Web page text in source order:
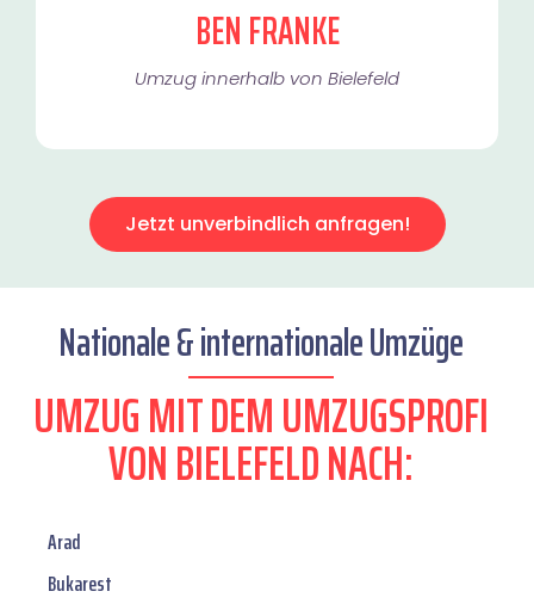
BEN FRANKE
Umzug innerhalb von Bielefeld​
Jetzt unverbindlich anfragen!
Nationale & internationale Umzüge
UMZUG MIT DEM UMZUGSPROFI
VON BIELEFELD NACH:
Arad
Bukarest